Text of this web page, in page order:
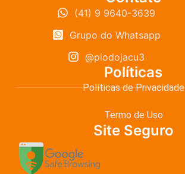
(41) 9 9640-3639
Grupo do Whatsapp
@piodojacu3
Políticas
Políticas de Privacidade
Termo de Uso
Site Seguro